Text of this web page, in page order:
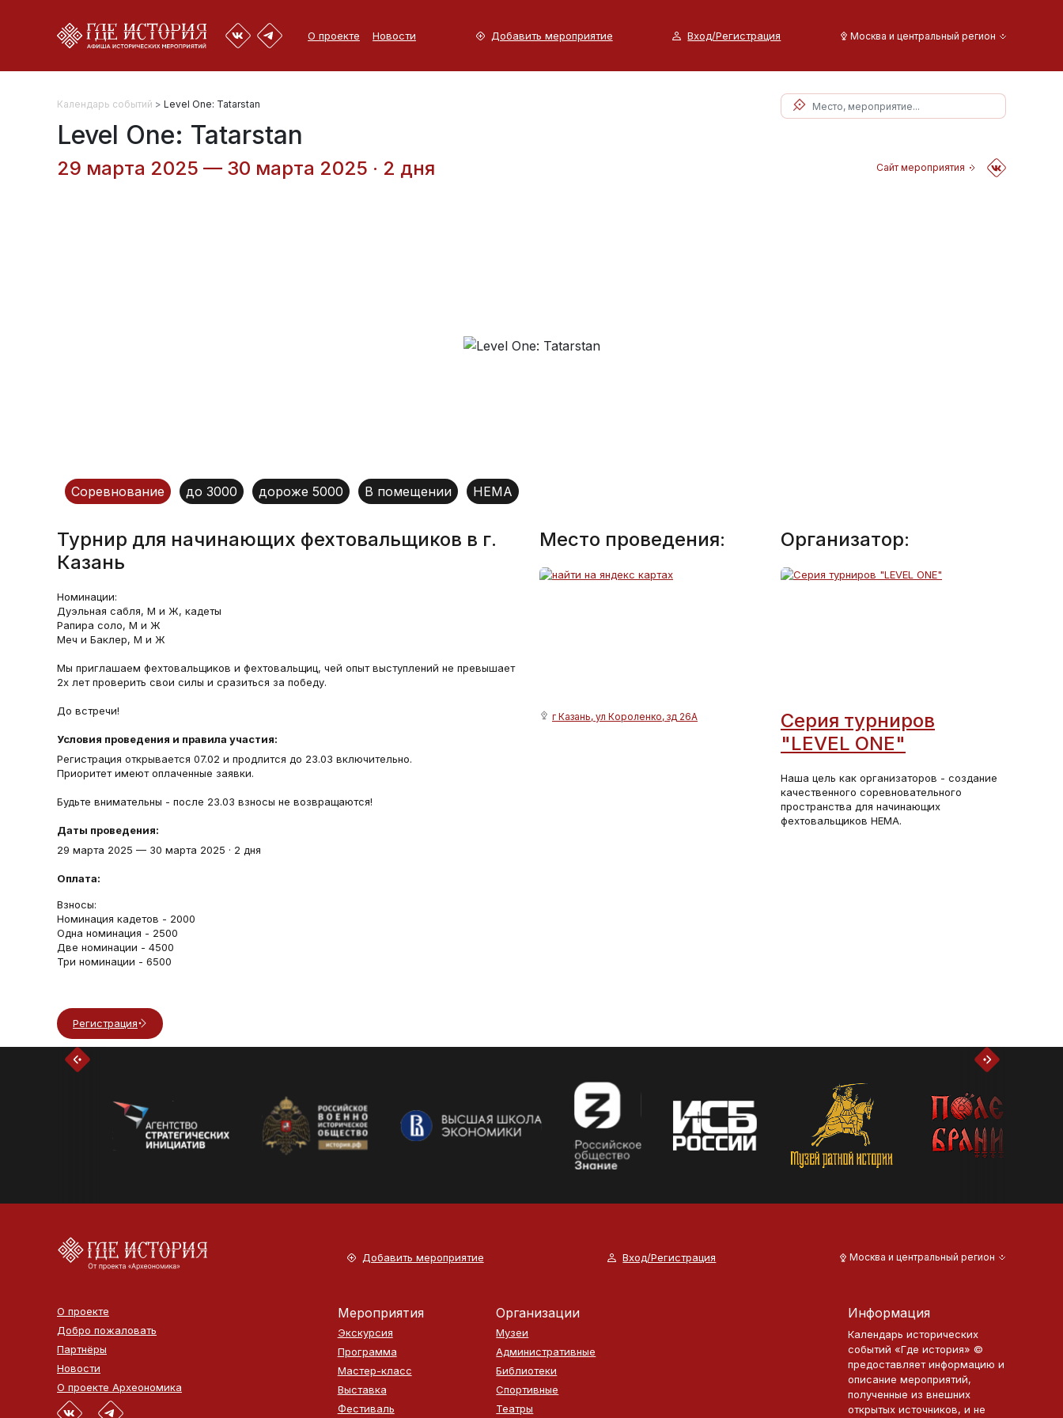
О проекте Новости Добавить мероприятие Вход/Регистрация Москва и центральный регион
Календарь событий > Level One: Tatarstan
Level One: Tatarstan
29 марта 2025 — 30 марта 2025 · 2 дня Сайт мероприятия
Соревнование до 3000 дороже 5000 В помещении HEMA
Турнир для начинающих фехтовальщиков в г.
Казань
Номинации:
Дуэльная сабля, М и Ж, кадеты
Рапира соло, М и Ж
Меч и Баклер, М и Ж
Мы приглашаем фехтовальщиков и фехтовальщиц, чей опыт выступлений не превышает
2х лет проверить свои силы и сразиться за победу.
До встречи!
Условия проведения и правила участия:
Регистрация открывается 07.02 и продлится до 23.03 включительно.
Приоритет имеют оплаченные заявки.
Будьте внимательны - после 23.03 взносы не возвращаются!
Даты проведения:
29 марта 2025 — 30 марта 2025 · 2 дня
Оплата:
Взносы:
Номинация кадетов - 2000
Одна номинация - 2500
Две номинации - 4500
Три номинации - 6500
Регистрация
Место проведения:
г Казань, ул Короленко, зд 26А
Организатор:
Серия турниров
"LEVEL ONE"
Наша цель как организаторов - создание
качественного соревновательного
пространства для начинающих
фехтовальщиков HEMA.
Добавить мероприятие Вход/Регистрация Москва и центральный регион
О проекте
Добро пожаловать
Партнёры
Новости
О проекте Археономика
Мероприятия
Экскурсия
Программа
Мастер-класс
Выставка
Фестиваль
Организации
Музеи
Административные
Библиотеки
Спортивные
Театры
Информация
Календарь исторических
событий «Где история» ©
предоставляет информацию и
описание мероприятий,
полученные из внешних
открытых источников, и не